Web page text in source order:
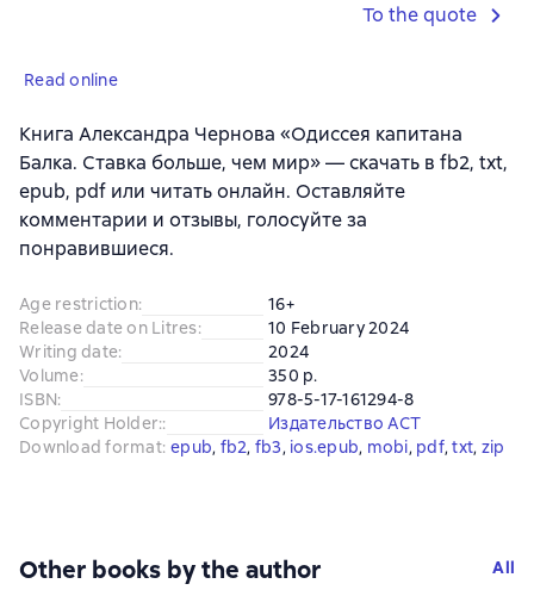
To the quote
Read online
Книга Александра Чернова «Одиссея капитана
Балка. Ставка больше, чем мир» — скачать в fb2, txt,
epub, pdf или читать онлайн. Оставляйте
комментарии и отзывы, голосуйте за
понравившиеся.
Age restriction:
16+
Release date on Litres:
10 February 2024
Writing date:
2024
Volume:
350 p.
ISBN:
978-5-17-161294-8
Copyright Holder::
Издательство АСТ
Download format: epub, fb2, fb3, ios.epub, mobi, pdf, txt, zip
Other books by the author All